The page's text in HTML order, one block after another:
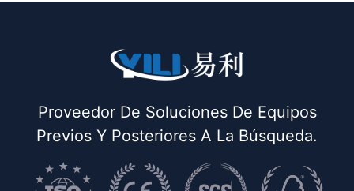
Proveedor De Soluciones De Equipos
Previos Y Posteriores A La Búsqueda.